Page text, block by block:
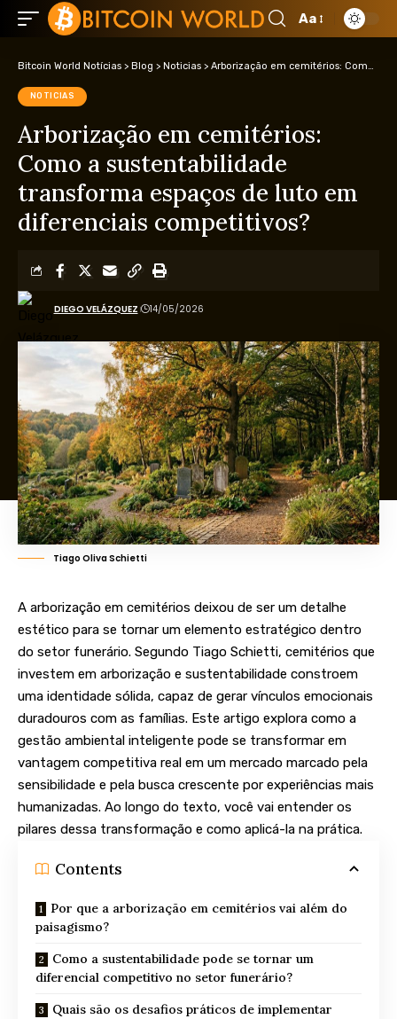
Aa
Bitcoin World Notícias > Blog > Noticias > Arborização em cemitérios: Como a sustentabilidade transforma espaços de luto em diferenciais competitivos?
NOTICIAS
Arborização em cemitérios:
Como a sustentabilidade
transforma espaços de luto em
diferenciais competitivos?
DIEGO VELÁZQUEZ 14/05/2026
Tiago Oliva Schietti
A arborização em cemitérios deixou de ser um detalhe
estético para se tornar um elemento estratégico dentro
do setor funerário. Segundo Tiago Schietti, cemitérios que
investem em arborização e sustentabilidade constroem
uma identidade sólida, capaz de gerar vínculos emocionais
duradouros com as famílias. Este artigo explora como a
gestão ambiental inteligente pode se transformar em
vantagem competitiva real em um mercado marcado pela
sensibilidade e pela busca crescente por experiências mais
humanizadas. Ao longo do texto, você vai entender os
pilares dessa transformação e como aplicá-la na prática.
Contents
Por que a arborização em cemitérios vai além do
paisagismo?
Como a sustentabilidade pode se tornar um
diferencial competitivo no setor funerário?
Quais são os desafios práticos de implementar